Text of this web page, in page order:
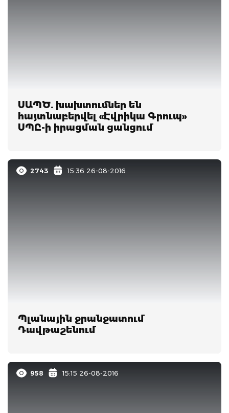
ՍԱՊԾ. խախտումներ են
հայտնաբերվել «Էվրիկա Գրուպ»
ՍՊԸ-ի իրացման ցանցում
2743 15:36 26-08-2016
Պլանային ջրանջատում
Դավթաշենում
958 15:15 26-08-2016